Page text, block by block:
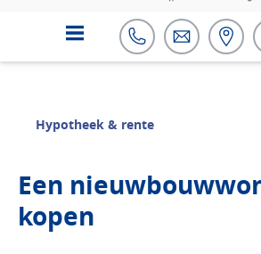
Hypotheek & rente
Een
kopen